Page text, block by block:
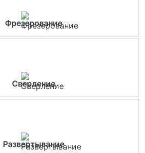
Фрезерование
Сверление
Развертывание